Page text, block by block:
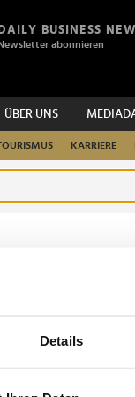
Details
DAILY BUSINESS
abonnieren
ÜBER UNS
KARRIERE